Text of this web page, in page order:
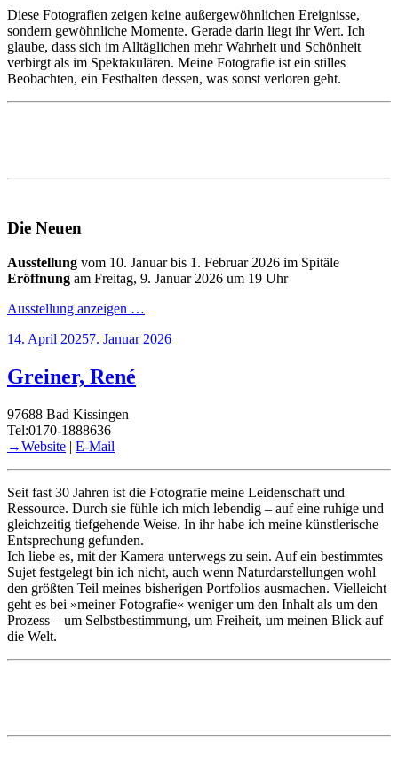
Diese Fotografien zeigen keine außergewöhnlichen Ereignisse,
sondern gewöhnliche Momente. Gerade darin liegt ihr Wert. Ich
glaube, dass sich im Alltäglichen mehr Wahrheit und Schönheit
verbirgt als im Spektakulären. Meine Fotografie ist ein stilles
Beobachten, ein Festhalten dessen, was sonst verloren geht.
Die Neuen
Ausstellung vom 10. Januar bis 1. Februar 2026 im Spitäle
Eröffnung am Freitag, 9. Januar 2026 um 19 Uhr
Ausstellung anzeigen …
Veröffentlicht
14. April 20257. Januar 2026
Greiner, René
97688 Bad Kissingen
Tel:0170-1888636
→Website | E-Mail
Seit fast 30 Jahren ist die Fotografie meine Leidenschaft und
Ressource. Durch sie fühle ich mich lebendig – auf eine ruhige und
gleichzeitig tiefgehende Weise. In ihr habe ich meine künstlerische
Entsprechung gefunden.
Ich liebe es, mit der Kamera unterwegs zu sein. Auf ein bestimmtes
Sujet festgelegt bin ich nicht, auch wenn Naturdarstellungen wohl
den größten Teil meines bisherigen Portfolios ausmachen. Vielleicht
geht es bei »meiner Fotografie« weniger um den Inhalt als um den
Prozess – um Selbstbestimmung, um Freiheit, um meinen Blick auf
die Welt.